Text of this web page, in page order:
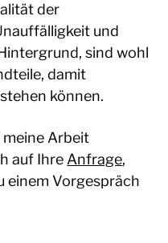
der
und
sind wohl
damit
können.
meine Arbeit
auf Ihre Anfrage,
einem Vorgespräch